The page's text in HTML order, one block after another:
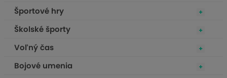
Športové hry
Školské športy
Voľný čas
Bojové umenia